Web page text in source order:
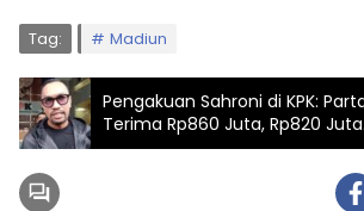
Tag: Madiun
Pengakuan Sahroni di KPK:
Terima Rp860 Juta, Rp820 Juta
Dikembalikan